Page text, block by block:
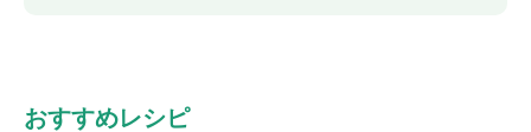
おすすめレシピ